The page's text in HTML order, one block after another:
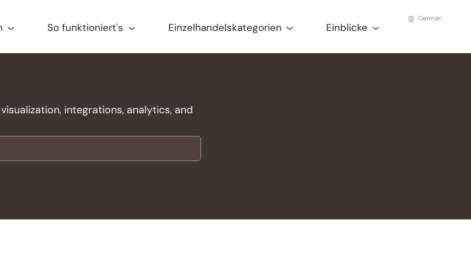
So funktioniert's Einzelhandelskategorien Einblicke
German
integrations, analytics, and